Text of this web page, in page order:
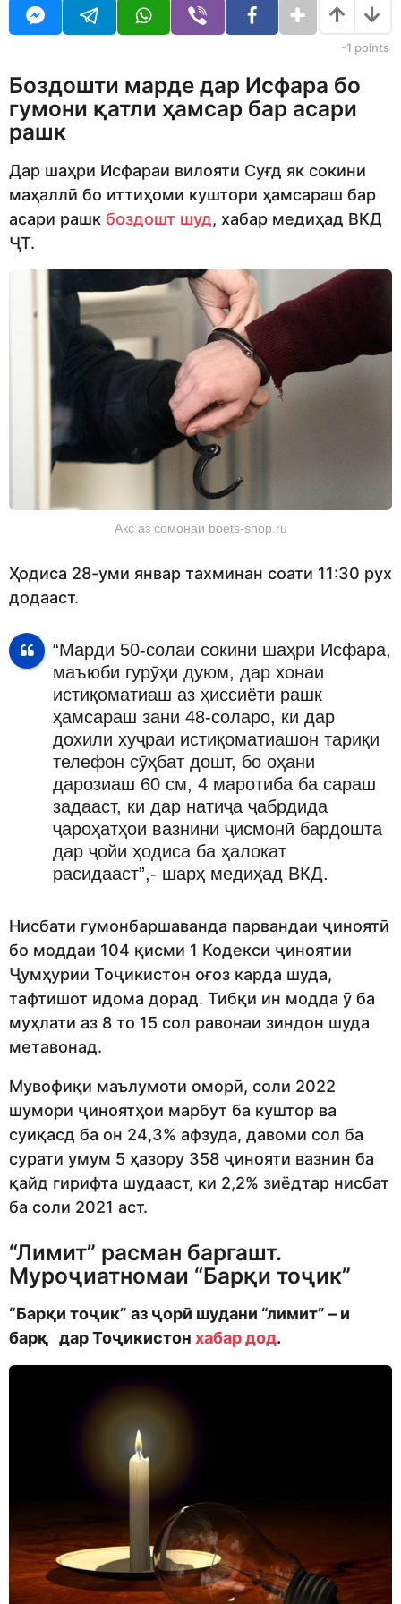
d
n
o
-1 points
Боздошти марде дар Исфара бо
гумони қатли ҳамсар бар асари
рашк
Дар шаҳри Исфараи вилояти Суғд як сокини
маҳаллӣ бо иттиҳоми куштори ҳамсараш бар
асари рашк боздошт шуд, хабар медиҳад ВКД
ҶТ.
Акс аз сомонаи boets-shop.ru
Ҳодиса 28-уми январ тахминан соати 11:30 рух
додааст.
“Марди 50-солаи сокини шаҳри Исфара,
маъюби гурӯҳи дуюм, дар хонаи
истиқоматиаш аз ҳиссиёти рашк
ҳамсараш зани 48-соларо, ки дар
дохили хуҷраи истиқоматиашон тариқи
телефон сӯҳбат дошт, бо оҳани
дарозиаш 60 см, 4 маротиба ба сараш
задааст, ки дар натиҷа ҷабрдида
ҷароҳатҳои вазнини ҷисмонӣ бардошта
дар ҷойи ҳодиса ба ҳалокат
расидааст”,- шарҳ медиҳад ВКД.
Нисбати гумонбаршаванда парвандаи ҷиноятӣ
бо моддаи 104 қисми 1 Кодекси ҷиноятии
Ҷумҳурии Тоҷикистон оғоз карда шуда,
тафтишот идома дорад. Тибқи ин модда ӯ ба
муҳлати аз 8 то 15 сол равонаи зиндон шуда
метавонад.
Мувофиқи маълумоти оморӣ, соли 2022
шумори ҷиноятҳои марбут ба куштор ва
суиқасд ба он 24,3% афзуда, давоми сол ба
сурати умум 5 ҳазору 358 ҷинояти вазнин ба
қайд гирифта шудааст, ки 2,2% зиёдтар нисбат
ба соли 2021 аст.
“Лимит” расман баргашт.
Муроҷиатномаи “Барқи тоҷик”
“Барқи тоҷик” аз ҷорӣ шудани “лимит” – и
барқ дар Тоҷикистон хабар дод.